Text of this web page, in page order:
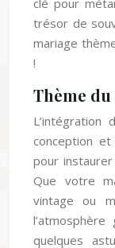
clé pour
trésor de
mariage
!
Thème
conception
pour
Que votre
vintage ou
quelques